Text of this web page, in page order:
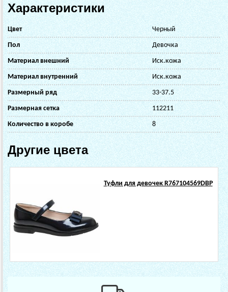
Характеристики
Цвет Черный
Пол Девочка
Материал внешний Иск.кожа
Материал внутренний Иск.кожа
Размерный ряд 33-37.5
Размерная сетка 112211
Количество в коробе 8
Другие цвета
Туфли для девочек R767104569DBP